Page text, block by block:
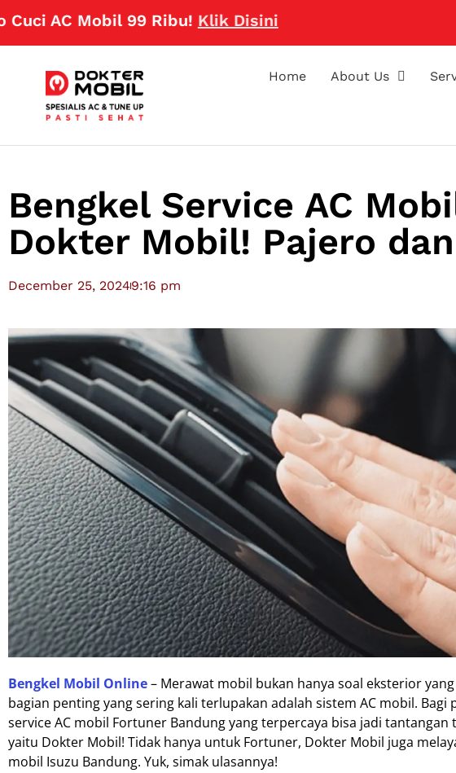
Mobil 99 Ribu!Klik Disini
Home About Us
Bengkel Service AC
Dokter Mobil! Pajero
December 25, 20249:16 pm
Bengkel Mobil Online– Merawat mobil bukan hanya soal eksterior
bagian penting yang sering kali terlupakan adalah sistem AC mobil.
service AC mobil Fortuner Bandung yang terpercaya bisa jadi
yaitu Dokter Mobil! Tidak hanya untuk Fortuner, Dokter Mobil juga
mobil Isuzu Bandung. Yuk, simak ulasannya!